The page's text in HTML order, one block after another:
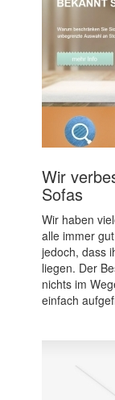
Wir
Sofas
Wir haben
alle immer
jedoch, dass
liegen. Der
nichts im
einfach